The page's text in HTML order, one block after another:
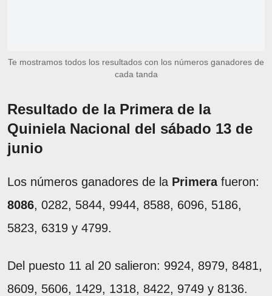
Te mostramos todos los resultados con los números ganadores de
cada tanda
Resultado de la Primera de la
Quiniela Nacional del sábado 13 de
junio
Los números ganadores de la Primerafueron:
8086, 0282, 5844, 9944, 8588, 6096, 5186,
5823, 6319 y 4799.
Del puesto 11 al 20 salieron: 9924, 8979, 8481,
8609, 5606, 1429, 1318, 8422, 9749 y 8136.